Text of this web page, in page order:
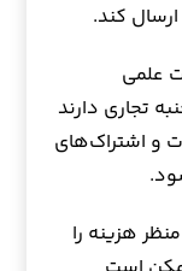
کند.
علمی
تجاری دارند
و اشتراک‌های
هزینه را